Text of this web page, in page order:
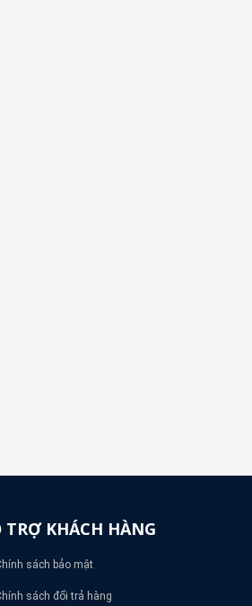
TRỢ KHÁCH HÀNG
sách bảo mật
sách đổi trả hàng